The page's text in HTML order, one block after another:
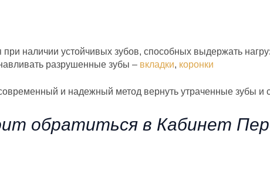
наличии устойчивых зубов, способных выдержать
разрушенные зубы – вкладки, коронки
и надежный метод вернуть утраченные зубы и
обратиться в Кабинет